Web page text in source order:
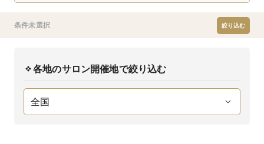
条件未選択 絞り込む
各地のサロン開催地で絞り込む